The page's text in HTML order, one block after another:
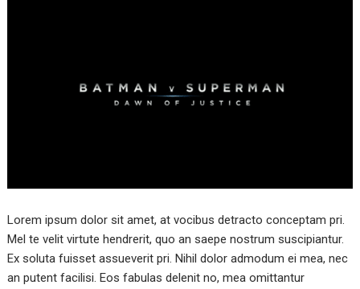
Lorem ipsum dolor sit amet, at vocibus detracto conceptam pri.
Mel te velit virtute hendrerit, quo an saepe nostrum suscipiantur.
Ex soluta fuisset assueverit pri. Nihil dolor admodum ei mea, nec
an putent facilisi. Eos fabulas delenit no, mea omittantur